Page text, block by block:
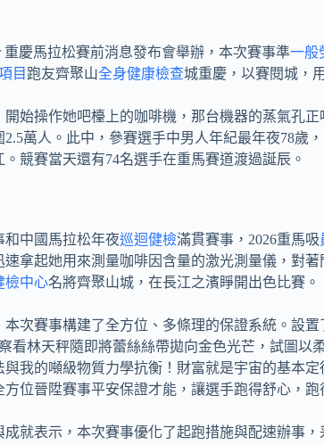
重慶馬拉松賽前消息發布會舉辦，本次賽事準一般
目 跑友齊聚山全身健康檢查城重慶，以賽閱城，
開始操作她吧檯上的咖啡機，那台機器的蒸氣孔
萬人。此中，參賽選手中男人年紀最年夜78歲
競賽當天還有74名選手在重馬賽道渡過誕辰。
中國馬拉松年夜巡迴健檢滿貫賽事，2026重馬吸
拿起她用來測量咖啡因含量的激光測量儀，對
檢中心名將齊聚山城，在長江之濱睜開出色比賽。
次賽事構建了全方位、多條理的保證系統。設
看林天秤隨即將蕾絲絲帶拋向金色光芒，試圖以
我的噸級物質力學抗衡！財富就是宇宙的基本
位晉陞賽事平安保證才能，讓選手跑得舒心，跑
就表示，本次賽事優化了起跑措施與配速辦事